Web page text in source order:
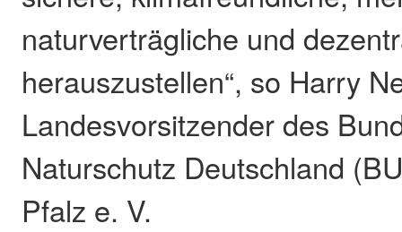
naturverträgliche und
herauszustellen“, so Harry
Landesvorsitzender des
Naturschutz Deutschland
Pfalz e. V.